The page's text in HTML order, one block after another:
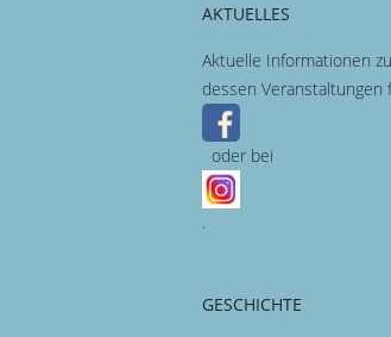
AKTUELLES
Aktuelle Informationen
dessen Veranstaltungen
oder bei
.
GESCHICHTE